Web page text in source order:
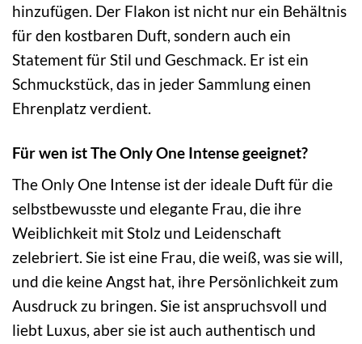
hinzufügen. Der Flakon ist nicht nur ein Behältnis
für den kostbaren Duft, sondern auch ein
Statement für Stil und Geschmack. Er ist ein
Schmuckstück, das in jeder Sammlung einen
Ehrenplatz verdient.
Für wen ist The Only One Intense geeignet?
The Only One Intense ist der ideale Duft für die
selbstbewusste und elegante Frau, die ihre
Weiblichkeit mit Stolz und Leidenschaft
zelebriert. Sie ist eine Frau, die weiß, was sie will,
und die keine Angst hat, ihre Persönlichkeit zum
Ausdruck zu bringen. Sie ist anspruchsvoll und
liebt Luxus, aber sie ist auch authentisch und